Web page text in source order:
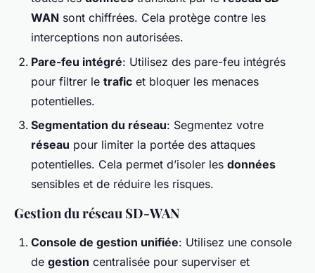
WAN sont chiffrées. Cela protège contre les
interceptions non autorisées.
Pare-feu intégré: Utilisez des pare-feu intégrés
pour filtrer le trafic et bloquer les menaces
potentielles.
Segmentation du réseau: Segmentez votre
réseau pour limiter la portée des attaques
potentielles. Cela permet d’isoler les données
sensibles et de réduire les risques.
Gestion du réseau SD-WAN
Console de gestion unifiée: Utilisez une console
de gestion centralisée pour superviser et